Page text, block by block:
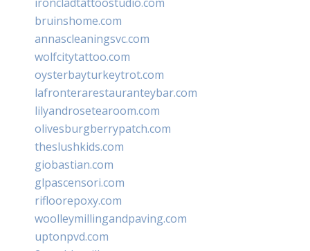
bruinshome.com
annascleaningsvc.com
wolfcitytattoo.com
oysterbayturkeytrot.com
lafronterarestauranteybar.com
lilyandrosetearoom.com
olivesburgberrypatch.com
theslushkids.com
giobastian.com
glpascensori.com
rifloorepoxy.com
woolleymillingandpaving.com
uptonpvd.com